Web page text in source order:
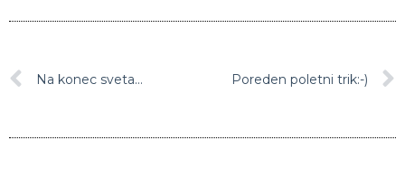
Na konec sveta… Poreden poletni trik:-)